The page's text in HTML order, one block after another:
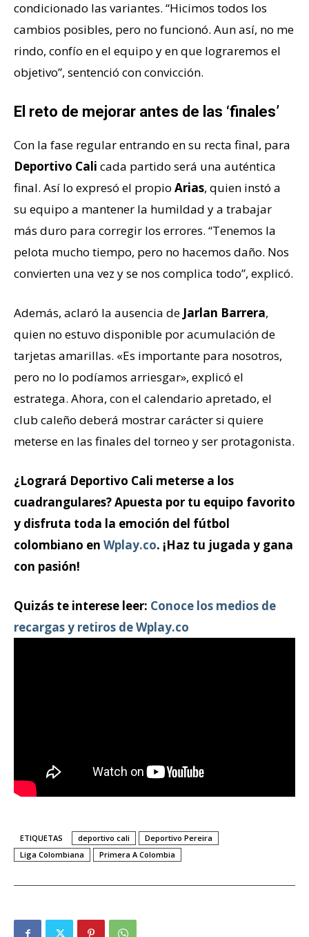
condicionado las variantes. “Hicimos todos los
cambios posibles, pero no funcionó. Aun así, no me
rindo, confío en el equipo y en que lograremos el
objetivo”, sentenció con convicción.
El reto de mejorar antes de las ‘finales’
Con la fase regular entrando en su recta final, para
Deportivo Cali cada partido será una auténtica
final. Así lo expresó el propio Arias, quien instó a
su equipo a mantener la humildad y a trabajar
más duro para corregir los errores. “Tenemos la
pelota mucho tiempo, pero no hacemos daño. Nos
convierten una vez y se nos complica todo”, explicó.
Además, aclaró la ausencia de Jarlan Barrera,
quien no estuvo disponible por acumulación de
tarjetas amarillas. «Es importante para nosotros,
pero no lo podíamos arriesgar», explicó el
estratega. Ahora, con el calendario apretado, el
club caleño deberá mostrar carácter si quiere
meterse en las finales del torneo y ser protagonista.
¿Logrará Deportivo Cali meterse a los
cuadrangulares? Apuesta por tu equipo favorito
y disfruta toda la emoción del fútbol
colombiano en Wplay.co. ¡Haz tu jugada y gana
con pasión!
Quizás te interese leer: Conoce los medios de
recargas y retiros de Wplay.co
ETIQUETAS deportivo cali
Deportivo Pereira
Liga Colombiana
Primera A Colombia